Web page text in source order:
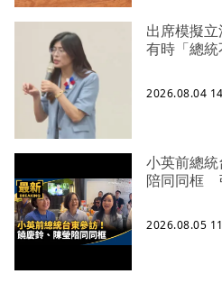
出席模擬
有時「總
2026.08.04
小英前總
陪同同框
2026.08.05